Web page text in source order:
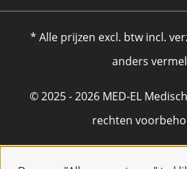
* Alle prijzen excl. btw incl.
anders
© 2025 - 2026 MED-EL
rechten